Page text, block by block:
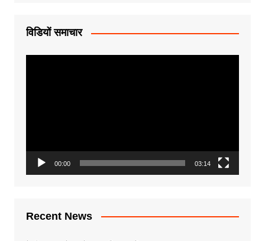
विडियों समाचार
00:00 03:14
Recent News